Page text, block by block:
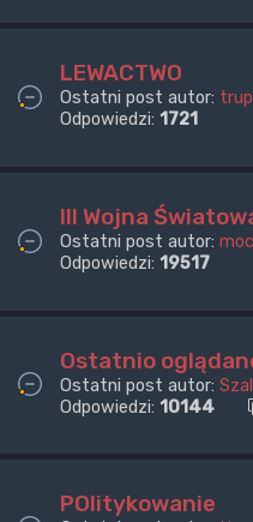
LEWACTWO
Ostatni post autor: trup
Odpowiedzi: 1721
III Wojna
Ostatni post autor:
Odpowiedzi: 19517
Ostatnio
Ostatni post autor:
Odpowiedzi: 10144
POlitykowanie